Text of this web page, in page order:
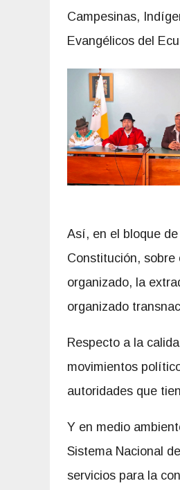
Campesinas,
Evangélicos del
Así, en el bloque
Constitución, sobre
organizado, la
organizado
Respecto a la
movimientos
autoridades que
Y en medio
Sistema Nacional
servicios para la